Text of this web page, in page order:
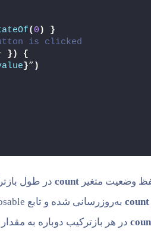
( 0 )
}
is clicked
})
{
}” )
وضعیت متغیر count
count به‌روزرسانی شده و تابع Composable با مقدار جدید بازترکیب می‌شود. اگر از